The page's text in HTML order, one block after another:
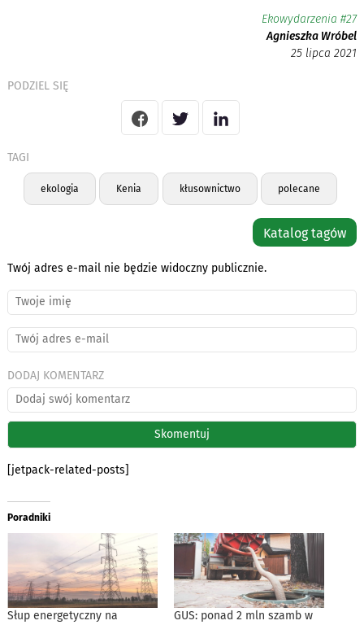
Ekowydarzenia #27
Agnieszka Wróbel
25 lipca 2021
PODZIEL SIĘ
TAGI
ekologia Kenia kłusownictwo polecane
Katalog tagów
Twój adres e-mail nie będzie widoczny publicznie.
DODAJ KOMENTARZ
[jetpack-related-posts]
Poradniki
Słup energetyczny na
GUS: ponad 2 mln szamb w